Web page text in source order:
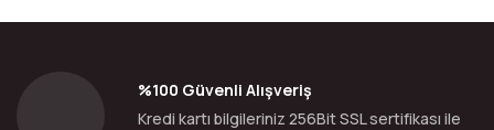
%100 Güvenli Alışveriş
Kredi kartı bilgileriniz 256Bit SSL sertifikası ile